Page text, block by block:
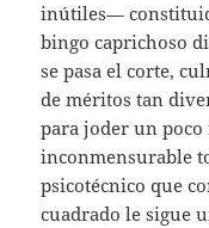
inútiles—
bingo caprichoso
se pasa el corte,
de méritos tan
para joder un poco
inconmensurable
psicotécnico que
cuadrado le sigue